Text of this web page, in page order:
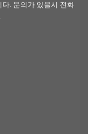
. 문의가 있을시 전화